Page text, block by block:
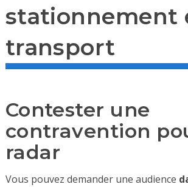
stationnement
transport
Contester une
contravention
radar
Vous pouvez demander une audience